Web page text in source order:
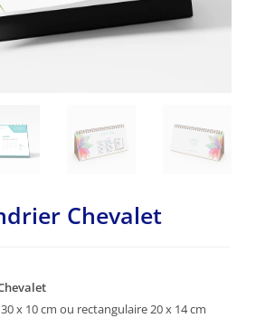
Chevalet
x 10 cm ou rectangulaire 20 x 14 cm